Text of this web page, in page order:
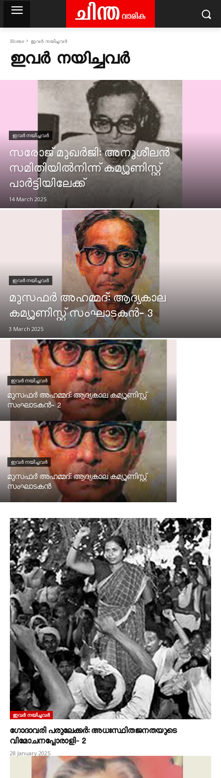
Home ഇവർ നയിച്ചവർ
ഇവർ നയിച്ചവർ
ഇവർ നയിച്ചവർ
സരോജ്‌ മുഖർജി: അനുശീലൻ
സമിതിയിൽനിന്ന്‌ കമ്യൂണിസ്റ്റ്‌
പാർട്ടിയിലേക്ക്‌
14 March 2025
ഇവർ നയിച്ചവർ
മുസഫർ അഹമ്മദ്‌: ആദ്യകാല
കമ്യൂണിസ്റ്റ്‌ സംഘാടകൻ‐ 3
3 March 2025
ഇവർ നയിച്ചവർ
മുസഫർ അഹമ്മദ്‌: ആദ്യകാല കമ്യൂണിസ്റ്റ്‌
സംഘാടകൻ‐ 2
ഇവർ നയിച്ചവർ
മുസഫർ അഹമ്മദ്‌: ആദ്യകാല കമ്യൂണിസ്റ്റ്‌
സംഘാടകൻ
ഇവർ നയിച്ചവർ
ഗോദാവരി പരുലേക്കർ: അധഃസ്ഥിതജനതയുടെ
വിമോചനപ്പോരാളി‐ 2
28 January 2025